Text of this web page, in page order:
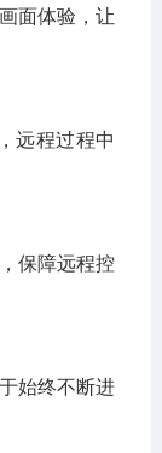
面体验，让
远程过程中
保障远程控
始终不断进